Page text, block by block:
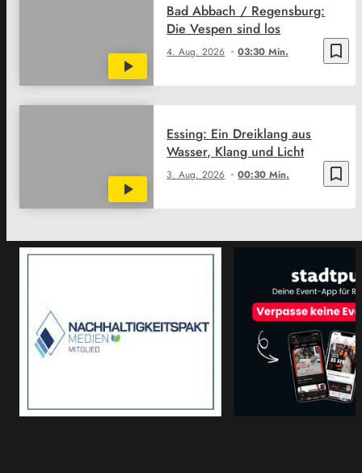
bookmark_border
4. Aug. 2026 03:30 Min.
Bad Abbach / Regensburg:
Die Vespen sind los
bookmark_border
3. Aug. 2026 00:30 Min.
Essing: Ein Dreiklang aus
Wasser, Klang und Licht